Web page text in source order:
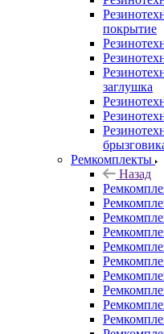
покрытие
заглушка
Ремкомплекты
Назад